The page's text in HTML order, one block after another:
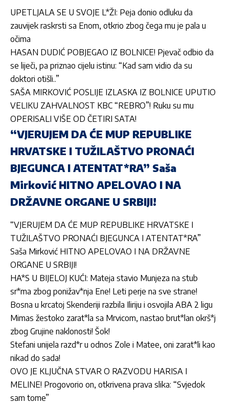
UPETLJALA SE U SVOJE L*ŽI: Peja donio odluku da
zauvijek raskrsti sa Enom, otkrio zbog čega mu je pala u
očima
HASAN DUDIĆ POBJEGAO IZ BOLNICE! Pjevač odbio da
se liječi, pa priznao cijelu istinu: “Kad sam vidio da su
doktori otišli..”
SAŠA MIRKOVIĆ POSLIJE IZLASKA IZ BOLNICE UPUTIO
VELIKU ZAHVALNOST KBC “REBRO”! Ruku su mu
OPERISALI VIŠE OD ČETIRI SATA!
“VJERUJEM DA ĆE MUP REPUBLIKE
HRVATSKE I TUŽILAŠTVO PRONAĆI
BJEGUNCA I ATENTAT*RA” Saša
Mirković HITNO APELOVAO I NA
DRŽAVNE ORGANE U SRBIJI!
“VJERUJEM DA ĆE MUP REPUBLIKE HRVATSKE I
TUŽILAŠTVO PRONAĆI BJEGUNCA I ATENTAT*RA”
Saša Mirković HITNO APELOVAO I NA DRŽAVNE
ORGANE U SRBIJI!
HA*S U BIJELOJ KUĆI: Mateja stavio Munjeza na stub
sr*ma zbog ponižav*nja Ene! Leti perje na sve strane!
Bosna u krcatoj Skenderiji razbila Iliriju i osvojila ABA 2 ligu
Mimas žestoko zarat*la sa Mrvicom, nastao brut*lan okrš*j
zbog Grujine naklonosti! Šok!
Stefani unijela razd*r u odnos Zole i Matee, oni zarat*li kao
nikad do sada!
OVO JE KLJUČNA STVAR O RAZVODU HARISA I
MELINE! Progovorio on, otkrivena prava slika: “Svjedok
sam tome”